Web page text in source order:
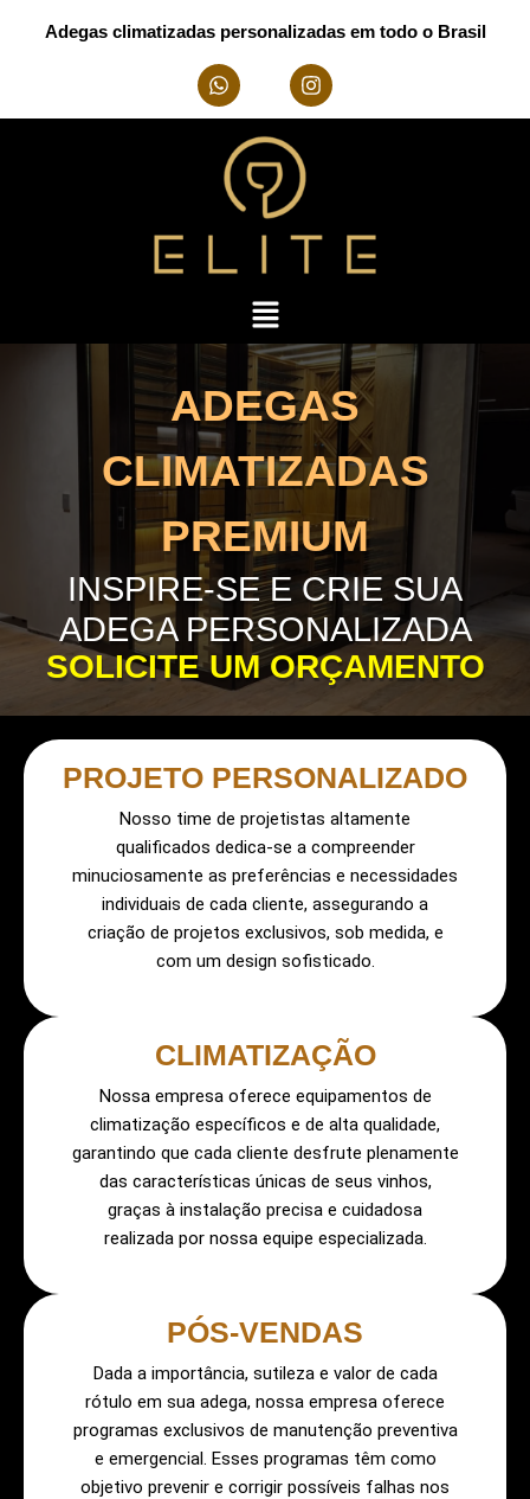
Adegas climatizadas personalizadas em todo o Brasil
ADEGAS
CLIMATIZADAS
PREMIUM
INSPIRE-SE E CRIE SUA
ADEGA PERSONALIZADA
SOLICITE UM ORÇAMENTO
PROJETO PERSONALIZADO
Nosso time de projetistas altamente
qualificados dedica-se a compreender
minuciosamente as preferências e necessidades
individuais de cada cliente, assegurando a
criação de projetos exclusivos, sob medida, e
com um design sofisticado.
CLIMATIZAÇÃO
Nossa empresa oferece equipamentos de
climatização específicos e de alta qualidade,
garantindo que cada cliente desfrute plenamente
das características únicas de seus vinhos,
graças à instalação precisa e cuidadosa
realizada por nossa equipe especializada.
PÓS-VENDAS
Dada a importância, sutileza e valor de cada
rótulo em sua adega, nossa empresa oferece
programas exclusivos de manutenção preventiva
e emergencial. Esses programas têm como
objetivo prevenir e corrigir possíveis falhas nos